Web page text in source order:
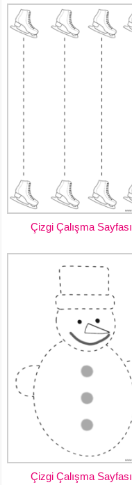
Çizgi Çalışma Sayfası
Çizgi Çalışma Sayfası